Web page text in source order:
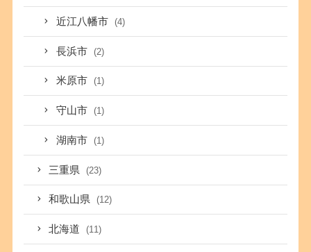
近江八幡市 (4)
長浜市 (2)
米原市 (1)
守山市 (1)
湖南市 (1)
三重県 (23)
和歌山県 (12)
北海道 (11)